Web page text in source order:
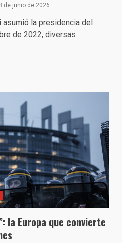
de junio de 2026
asumió la presidencia del
de 2022, diversas
la Europa que convierte